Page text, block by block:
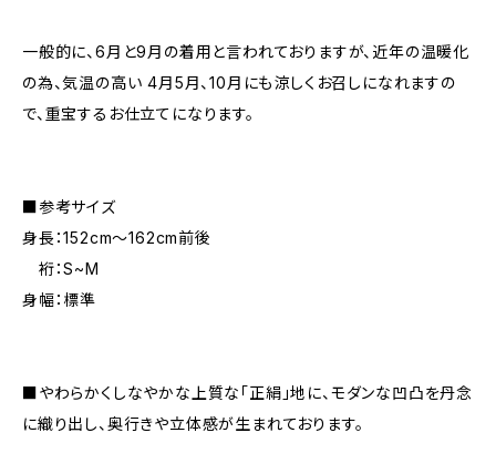
一般的に、6月と9月の着用と言われておりますが、近年の温暖化
の為、気温の高い 4月5月、10月にも涼しくお召しになれますの
で、重宝するお仕立てになります。
■参考サイズ
身長：152cm～162cm前後
裄：S~M
身幅：標準
■やわらかくしなやかな上質な「正絹」地に、モダンな凹凸を丹念
に織り出し、奥行きや立体感が生まれております。